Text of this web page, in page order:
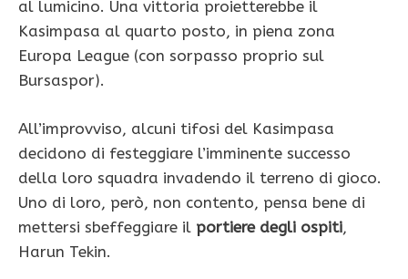
al lumicino. Una vittoria proietterebbe il
Kasimpasa al quarto posto, in piena zona
Europa League (con sorpasso proprio sul
Bursaspor).
All’improvviso, alcuni tifosi del Kasimpasa
decidono di festeggiare l’imminente successo
della loro squadra invadendo il terreno di gioco.
Uno di loro, però, non contento, pensa bene di
mettersi sbeffeggiare il portiere degli ospiti,
Harun Tekin.